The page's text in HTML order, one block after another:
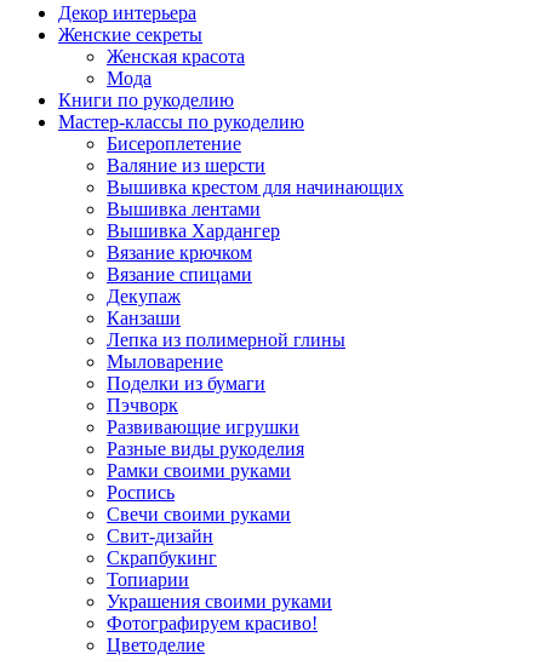
Декор интерьера
Женские секреты
Женская красота
Мода
Книги по рукоделию
Мастер-классы по рукоделию
Бисероплетение
Валяние из шерсти
Вышивка крестом для начинающих
Вышивка лентами
Вышивка Хардангер
Вязание крючком
Вязание спицами
Декупаж
Канзаши
Лепка из полимерной глины
Мыловарение
Поделки из бумаги
Пэчворк
Развивающие игрушки
Разные виды рукоделия
Рамки своими руками
Роспись
Свечи своими руками
Свит-дизайн
Скрапбукинг
Топиарии
Украшения своими руками
Фотографируем красиво!
Цветоделие